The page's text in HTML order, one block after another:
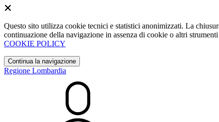
Questo sito utilizza cookie tecnici e statistici anonimizzati. La
continuazione della navigazione in assenza di cookie o altri
COOKIE POLICY
Continua la navigazione
Regione Lombardia